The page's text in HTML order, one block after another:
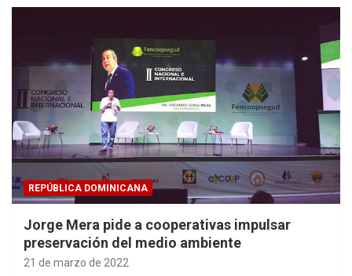
REPÚBLICA DOMINICANA
Jorge Mera pide a cooperativas impulsar
preservación del medio ambiente
21 de marzo de 2022